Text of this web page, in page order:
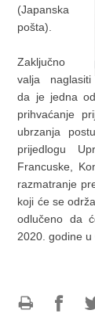
(Japanska
pošta).
Zaključno
valja naglasiti
da je jedna
prihvaćanje
ubrzanja
prijedlogu
Francuske,
razmatranje
koji će se
odlučeno da
2020. godine u